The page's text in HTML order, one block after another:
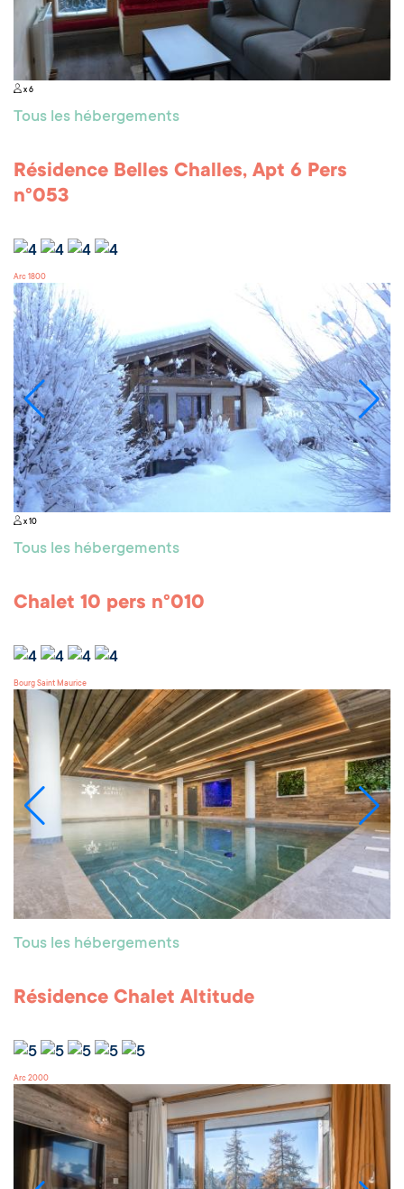
x 6
Tous les hébergements
Résidence Belles Challes, Apt 6 Pers
n°053
Arc 1800
x 10
Tous les hébergements
Chalet 10 pers n°010
Bourg Saint Maurice
Tous les hébergements
Résidence Chalet Altitude
Arc 2000